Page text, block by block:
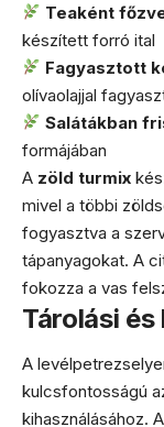
Teaként
készített forró ital
Fagyasztott
olívaolajjal
Salátákban
formájában
A zöld turmix
mivel a többi
fogyasztva a
tápanyagokat. A
fokozza a vas
Tárolási
A
kulcsfontosságú
kihasználásához. A